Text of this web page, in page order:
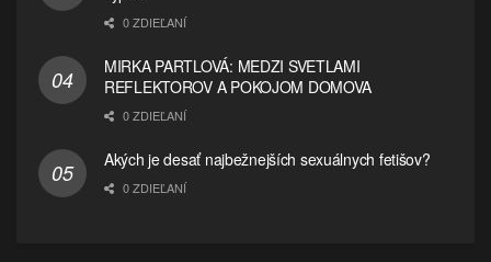
0 ZDIEĽANÍ
MIRKA PARTLOVÁ: MEDZI SVETLAMI
REFLEKTOROV A POKOJOM DOMOVA
0 ZDIEĽANÍ
Akých je desať najbežnejších sexuálnych fetišov?
0 ZDIEĽANÍ